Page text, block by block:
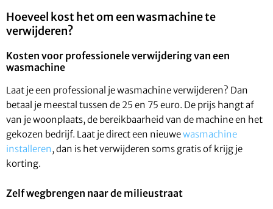
Hoeveel kost het om een wasmachine te
verwijderen?
Kosten voor professionele verwijdering van een
wasmachine
Laat je een professional je wasmachine verwijderen? Dan
betaal je meestal tussen de 25 en 75 euro. De prijs hangt af
van je woonplaats, de bereikbaarheid van de machine en het
gekozen bedrijf. Laat je direct een nieuwewasmachine
installeren, dan is het verwijderen soms gratis of krijg je
korting.
Zelf wegbrengen naar de milieustraat